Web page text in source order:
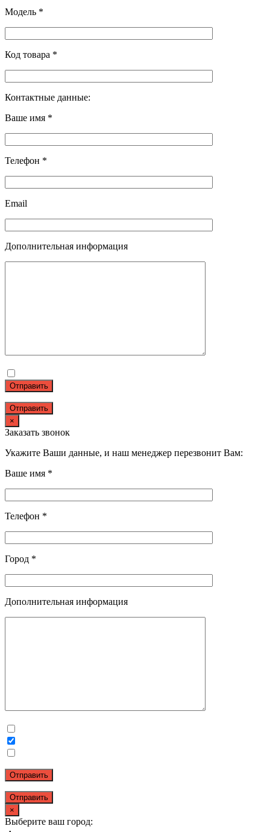
Модель *
Код товара *
Контактные данные:
Ваше имя *
Телефон *
Email
Дополнительная информация
Отправить
×
Заказать звонок
Укажите Ваши данные, и наш менеджер перезвонит Вам:
Ваше имя *
Телефон *
Город *
Дополнительная информация
Отправить
×
Выберите ваш город: